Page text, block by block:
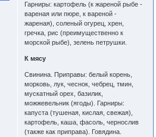
Гарниры: картофель (к жареной рыбе -
вареная или пюре, к вареной -
жареная), соленый огурец, хрен,
гречка, рис (преимущественно к
морской рыбе), зелень петрушки.
К мясу
Свинина. Приправы: белый корень,
морковь, лук, чеснок, чебрец, тмин,
мускатный орех, базилик,
можжевельник (ягоды). Гарниры:
капуста (тушеная, кислая, свежая),
картофель, каша, фасоль, чернослив
(также как приправа). Говядина.